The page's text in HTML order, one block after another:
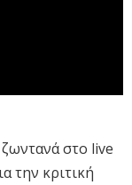
στο live
την κριτική